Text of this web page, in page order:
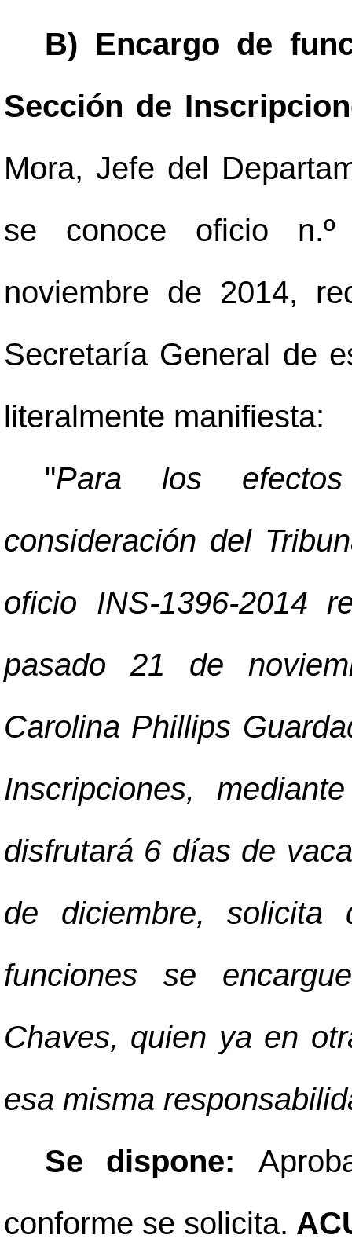
B) Encargo de
Sección de
Mora, Jefe del
se conoce oficio
noviembre de 2014,
Secretaría General de
literalmente manifiesta:
"Para los
consideración del
oficio INS-1396-2014
pasado 21 de
Carolina Phillips
Inscripciones,
disfrutará 6 días de
de diciembre,
funciones se
Chaves, quien ya en
esa misma
Se dispone:
conforme se solicita.